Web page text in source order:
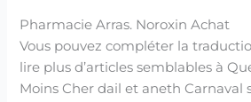
Pharmacie Arras. Noroxin Achat
Vous pouvez compléter la
lire plus d’articles semblables à
Moins Cher dail et aneth Carnaval